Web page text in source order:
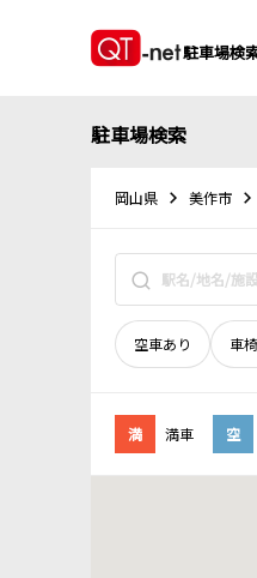
駐車場検
駐車場検索
岡山県 美作市
空車あり 車
満 満車 空